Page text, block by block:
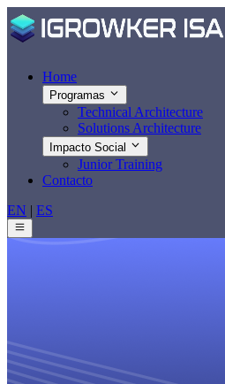
Home
Programas
Technical Architecture
Solutions Architecture
Impacto Social
Junior Training
Contacto
EN | ES